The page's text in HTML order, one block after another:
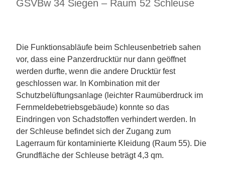
GSVBw 34 Siegen – Raum 52 Schleuse
Die Funktionsabläufe beim Schleusenbetrieb sahen
vor, dass eine Panzerdrucktür nur dann geöffnet
werden durfte, wenn die andere Drucktür fest
geschlossen war. In Kombination mit der
Schutzbelüftungsanlage (leichter Raumüberdruck im
Fernmeldebetriebsgebäude) konnte so das
Eindringen von Schadstoffen verhindert werden. In
der Schleuse befindet sich der Zugang zum
Lagerraum für kontaminierte Kleidung (Raum 55). Die
Grundfläche der Schleuse beträgt 4,3 qm.